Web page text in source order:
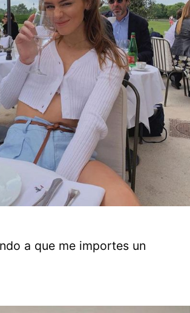
a que me importes un